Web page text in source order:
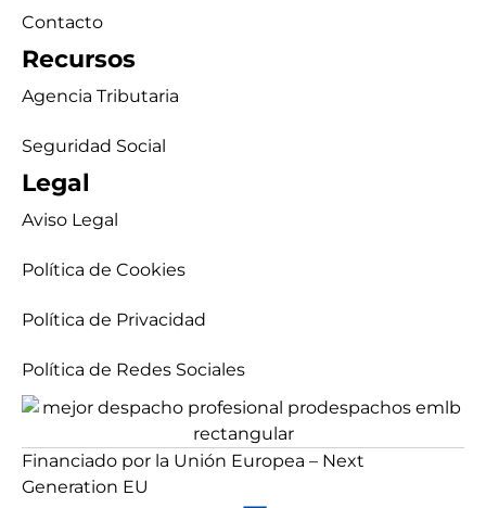
Contacto
Recursos
Agencia Tributaria
Seguridad Social
Legal
Aviso Legal
Política de Cookies
Política de Privacidad
Política de Redes Sociales
Financiado por la Unión Europea – Next
Generation EU